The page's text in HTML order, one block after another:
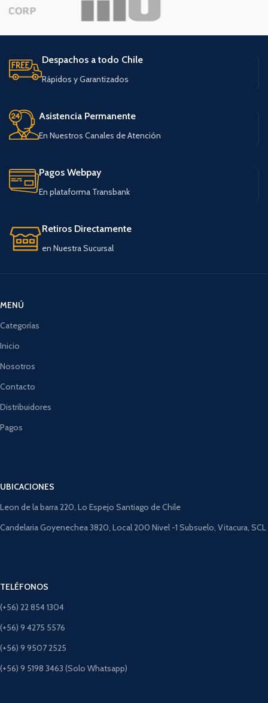
Despachos a todo Chile
Rápidos y Garantizados
Asistencia Permanente
En Nuestros Canales de Atención
Pagos Webpay
En plataforma Transbank
Retiros Directamente
en Nuestra Sucursal
MENÚ
Categorías
Inicio
Nosotros
Contacto
Distribuidores
Pagos
UBICACIONES
Leon de la barra 220, Lo Espejo Santiago de Chile
Candelaria Goyenechea 3820, Local 200 Nivel -1 Subsuelo, Vitacura, SCL
TELÉFONOS
(+56) 22 854 1304
(+56) 9 4275 5576
(+56) 9 9507 2525
(+56) 9 5198 3463 (Solo Whatsapp)